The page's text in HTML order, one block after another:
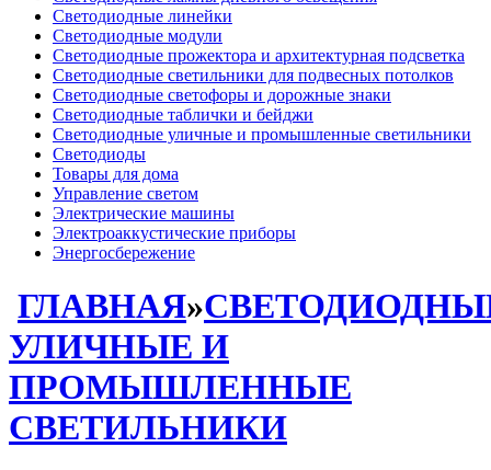
Светодиодные линейки
Светодиодные модули
Светодиодные прожектора и архитектурная подсветка
Светодиодные светильники для подвесных потолков
Светодиодные светофоры и дорожные знаки
Светодиодные таблички и бейджи
Светодиодные уличные и промышленные светильники
Светодиоды
Товары для дома
Управление светом
Электрические машины
Электроаккустические приборы
Энергосбережение
ГЛАВНАЯ»
УЛИЧНЫЕ И
ПРОМЫШЛЕННЫЕ
СВЕТИЛЬНИКИ